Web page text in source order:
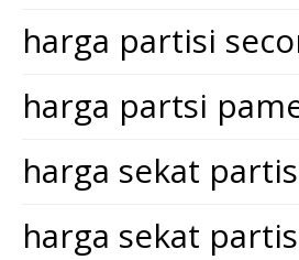
harga partisi
harga partsi
harga sekat
harga sekat